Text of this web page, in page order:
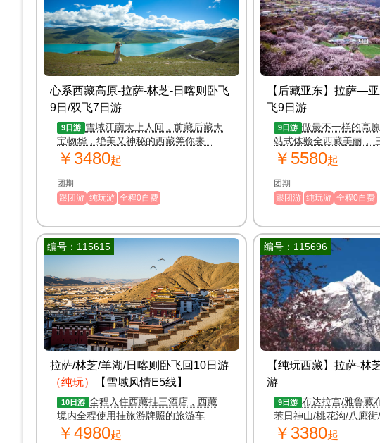
心系西藏高原-拉萨-林芝-日喀则卧飞
9日/双飞7日游
9日游 雪域江南天上人间，前藏后藏天
宝物华，绝美又神秘的西藏等你来...
￥3480起
团期
跟团游 纯玩游 全程0自费
【后藏亚东】拉萨—
飞9日游
9日游 做最不一样的高
站式体验全西藏美丽，
+拉萨布达拉宫+爱情湖
￥5580起
团期
跟团游 纯玩游 全程0自费
编号：115615
拉萨/林芝/羊湖/日喀则卧飞回10日游
（纯玩）
【雪域风情E5线】
10日游 全程入住西藏挂三酒店，西藏
境内全程使用挂旅游牌照的旅游车
￥4980起
编号：115696
【纯玩西藏】拉萨-林
游
9日游 布达拉宫/雅鲁藏
苯日神山/桃花沟/八廊
￥3380起